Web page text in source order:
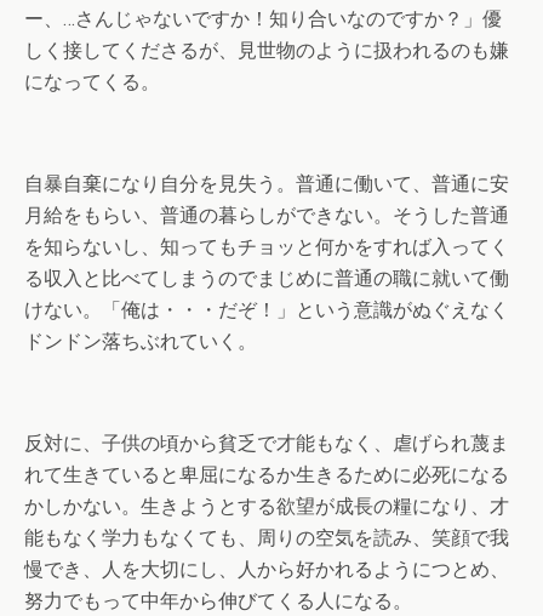
ー、…さんじゃないですか！知り合いなのですか？」優
しく接してくださるが、見世物のように扱われるのも嫌
になってくる。
自暴自棄になり自分を見失う。普通に働いて、普通に安
月給をもらい、普通の暮らしができない。そうした普通
を知らないし、知ってもチョッと何かをすれば入ってく
る収入と比べてしまうのでまじめに普通の職に就いて働
けない。「俺は・・・だぞ！」という意識がぬぐえなく
ドンドン落ちぶれていく。
反対に、子供の頃から貧乏で才能もなく、虐げられ蔑ま
れて生きていると卑屈になるか生きるために必死になる
かしかない。生きようとする欲望が成長の糧になり、才
能もなく学力もなくても、周りの空気を読み、笑顔で我
慢でき、人を大切にし、人から好かれるようにつとめ、
努力でもって中年から伸びてくる人になる。